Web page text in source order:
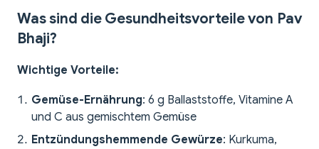
Was sind die Gesundheitsvorteile von Pav
Bhaji?
Wichtige Vorteile:
Gemüse-Ernährung: 6 g Ballaststoffe, Vitamine A
und C aus gemischtem Gemüse
Entzündungshemmende Gewürze: Kurkuma,